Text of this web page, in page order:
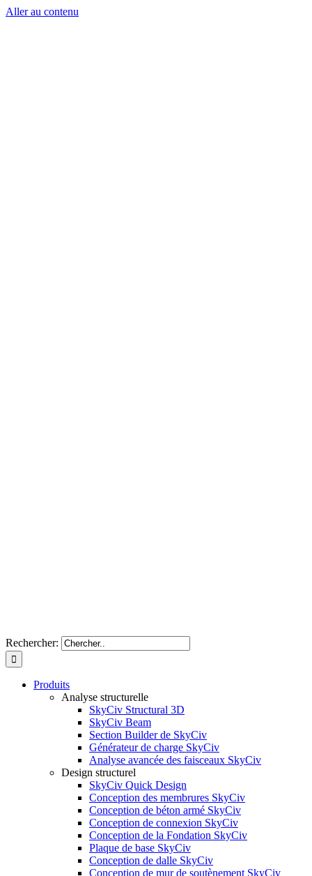
Aller au contenu
Rechercher:
Produits
Analyse structurelle
SkyCiv Structural 3D
SkyCiv Beam
Section Builder de SkyCiv
Générateur de charge SkyCiv
Analyse avancée des faisceaux SkyCiv
Design structurel
SkyCiv Quick Design
Conception des membrures SkyCiv
Conception de béton armé SkyCiv
Conception de connexion SkyCiv
Conception de la Fondation SkyCiv
Plaque de base SkyCiv
Conception de dalle SkyCiv
Conception de mur de soutènement SkyCiv